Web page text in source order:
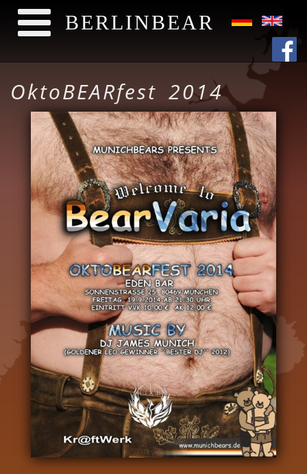
BERLINBEAR
OktoBEARfest 2014